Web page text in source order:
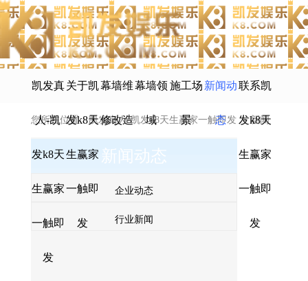
凯发真
人-凯
发k8天
生赢家
一触即
发
关于凯
发k8天
生赢家
一触即
发
幕墙维
修改造
幕墙领
域
施工场
景
新闻动
态
联系凯
发k8天
生赢家
一触即
发
您所在位置：凯发真人-凯发k8天生赢家一触即发>新闻
动态>企业动态 新闻动态
企业动态
行业新闻